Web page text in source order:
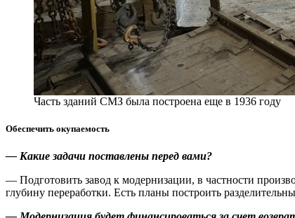
Часть зданий СМЗ была построена еще в 1936 году
Обеспечить окупаемость
— Какие задачи поставлены перед вами?
— Подготовить завод к модернизации, в частности
глубину переработки. Есть планы построить